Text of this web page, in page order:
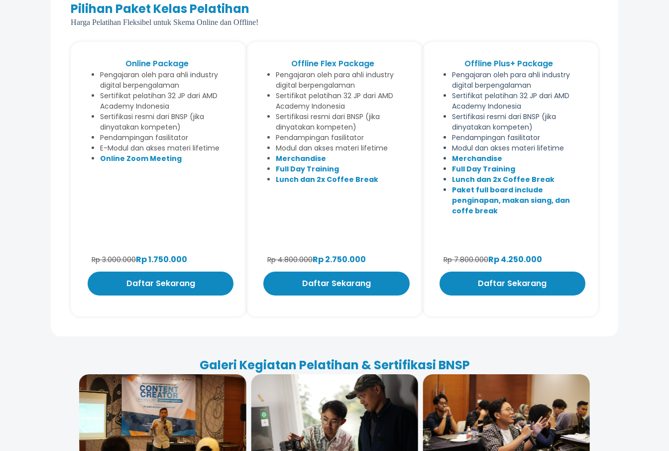
Harga Pelatihan Fleksibel untuk Skema Online dan Offline!
Online Package
Pengajaran oleh para ahli industry
digital berpengalaman
Sertifikat pelatihan 32 JP dari AMD
Academy Indonesia
Sertifikasi resmi dari BNSP (jika
dinyatakan kompeten)
Pendampingan fasilitator
E-Modul dan akses materi lifetime
Online Zoom Meeting
Rp 3.000.000Rp 1.750.000
Daftar Sekarang
Offline Flex Package
Pengajaran oleh para ahli industry
digital berpengalaman
Sertifikat pelatihan 32 JP dari AMD
Academy Indonesia
Sertifikasi resmi dari BNSP (jika
dinyatakan kompeten)
Pendampingan fasilitator
Modul dan akses materi lifetime
Merchandise
Full Day Training
Lunch dan 2x Coffee Break
Rp 4.800.000Rp 2.750.000
Daftar Sekarang
Offline Plus+ Package
Pengajaran oleh para ahli industry
digital berpengalaman
Sertifikat pelatihan 32 JP dari AMD
Academy Indonesia
Sertifikasi resmi dari BNSP (jika
dinyatakan kompeten)
Pendampingan fasilitator
Modul dan akses materi lifetime
Merchandise
Full Day Training
Lunch dan 2x Coffee Break
Paket full board include
penginapan, makan siang, dan
coffe break
Rp 7.800.000Rp 4.250.000
Daftar Sekarang
Pilihan Paket Kelas Pelatihan
Galeri Kegiatan Pelatihan & Sertifikasi BNSP